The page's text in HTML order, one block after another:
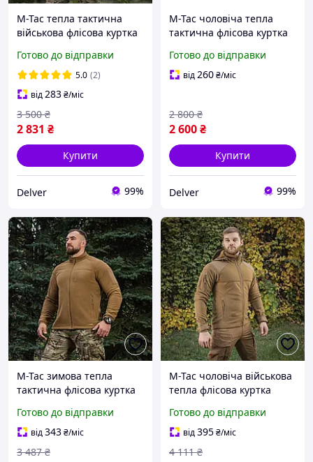
M-Tac тепла тактична
військова флісова куртка
Готово до відправки
5.0 (2)
від283₴/міс
2 831 ₴
3 500 ₴
Купити
Delver 99%
M-Tac чоловіча тепла
тактична флісова куртка
фліска на блискавці Alpha
GEN.II Coyote
Готово до відправки
від260₴/міс
2 600₴
2 800 ₴
Купити
Delver 99%
M-Tac зимова тепла
тактична флісова куртка
Polartec
Готово до відправки
від343₴/міс
3 487 ₴
M-Tac чоловіча військова
тепла флісова куртка
Готово до відправки
від395₴/міс
4 111 ₴